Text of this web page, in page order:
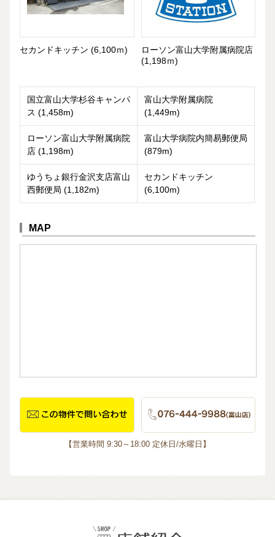
セカンドキッチン (6,100ｍ)
ローソン富山大学附属病院店
(1,198ｍ)
国立富山大学杉谷キャンパ
ス (1,458m)
富山大学附属病院
(1,449m)
ローソン富山大学附属病院
店 (1,198m)
富山大学病院内簡易郵便局
(879m)
ゆうちょ銀行金沢支店富山
西郵便局 (1,182m)
セカンドキッチン
(6,100m)
MAP
【営業時間 9:30～18:00 定休日/水曜日】